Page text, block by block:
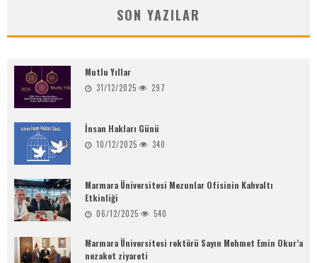
SON YAZILAR
Mutlu Yıllar
31/12/2025 297
İnsan Hakları Günü
10/12/2025 340
Marmara Üniversitesi Mezunlar Ofisinin Kahvaltı
Etkinliği
06/12/2025 540
Marmara Üniversitesi rektörü Sayın Mehmet Emin Okur’a
nezaket ziyareti